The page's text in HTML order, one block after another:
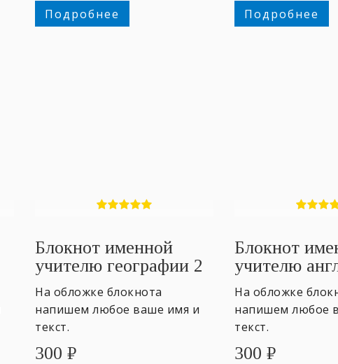
Подробнее Подробнее
Блокнот именной
учителю географии 2
На обложке блокнота
напишем любое ваше имя и
текст.
300 ₽
Блокнот
учителю
#3
На обложке
напишем любое
текст.
300 ₽